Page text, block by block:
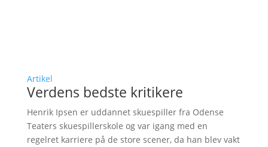
Artikel
Verdens bedste kritikere
Henrik Ipsen er uddannet skuespiller fra Odense
Teaters skuespillerskole og var igang med en
regelret karriere på de store scener, da han blev vakt